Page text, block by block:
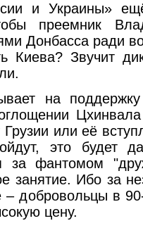
и Украины»
преемник
Донбасса ради
Киева? Звучит
на
Грузии или её
это будет
за фантомом
занятие. Ибо за
– добровольцы в
цену.